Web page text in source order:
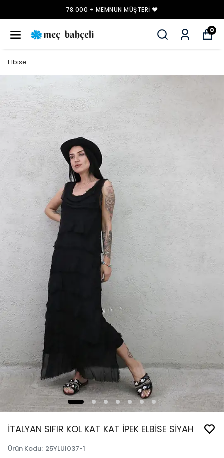
78.000 + MEMNUN MÜŞTERI ❤️
0
Elbise
İTALYAN SIFIR KOL KAT KAT İPEK ELBİSE SİYAH
Ürün Kodu: 25YLUI037-1